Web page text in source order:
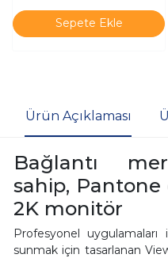
Sepete Ekle
Ürün Açıklaması
Bağlantı
sahip, Pantone
2K monitör
Profesyonel
sunmak için tasarlanan